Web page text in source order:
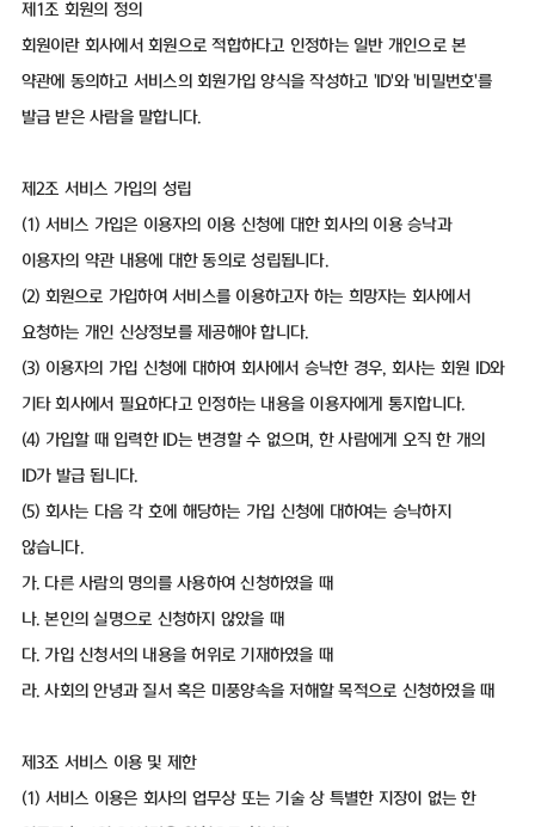
제1조 회원의 정의
회원이란 회사에서 회원으로 적합하다고 인정하는 일반 개인으로 본
약관에 동의하고 서비스의 회원가입 양식을 작성하고 'ID'와 '비밀번호'를
발급 받은 사람을 말합니다.
제2조 서비스 가입의 성립
(1) 서비스 가입은 이용자의 이용 신청에 대한 회사의 이용 승낙과
이용자의 약관 내용에 대한 동의로 성립됩니다.
(2) 회원으로 가입하여 서비스를 이용하고자 하는 희망자는 회사에서
요청하는 개인 신상정보를 제공해야 합니다.
(3) 이용자의 가입 신청에 대하여 회사에서 승낙한 경우, 회사는 회원 ID와
기타 회사에서 필요하다고 인정하는 내용을 이용자에게 통지합니다.
(4) 가입할 때 입력한 ID는 변경할 수 없으며, 한 사람에게 오직 한 개의
ID가 발급 됩니다.
(5) 회사는 다음 각 호에 해당하는 가입 신청에 대하여는 승낙하지
않습니다.
가. 다른 사람의 명의를 사용하여 신청하였을 때
나. 본인의 실명으로 신청하지 않았을 때
다. 가입 신청서의 내용을 허위로 기재하였을 때
라. 사회의 안녕과 질서 혹은 미풍양속을 저해할 목적으로 신청하였을 때
제3조 서비스 이용 및 제한
(1) 서비스 이용은 회사의 업무상 또는 기술 상 특별한 지장이 없는 한